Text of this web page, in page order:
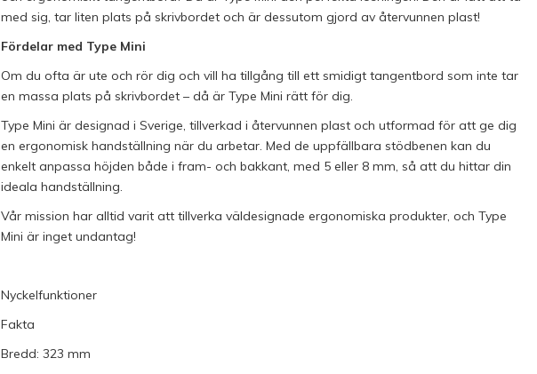
med sig, tar liten plats på skrivbordet och är dessutom gjord av återvunnen plast!
Fördelar med Type Mini
Om du ofta är ute och rör dig och vill ha tillgång till ett smidigt tangentbord som inte tar
en massa plats på skrivbordet – då är Type Mini rätt för dig.
Type Mini är designad i Sverige, tillverkad i återvunnen plast och utformad för att ge dig
en ergonomisk handställning när du arbetar. Med de uppfällbara stödbenen kan du
enkelt anpassa höjden både i fram- och bakkant, med 5 eller 8 mm, så att du hittar din
ideala handställning.
Vår mission har alltid varit att tillverka väldesignade ergonomiska produkter, och Type
Mini är inget undantag!
Nyckelfunktioner
Fakta
Bredd: 323 mm